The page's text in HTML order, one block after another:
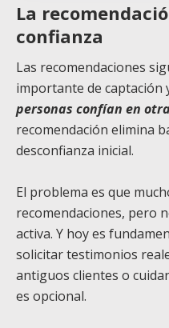
La
confianza
Las recomendaciones
importante de captación
personas confían en
recomendación elimina
desconfianza inicial.
El problema es que
recomendaciones, pero
activa. Y hoy es
solicitar testimonios
antiguos clientes o
es opcional.